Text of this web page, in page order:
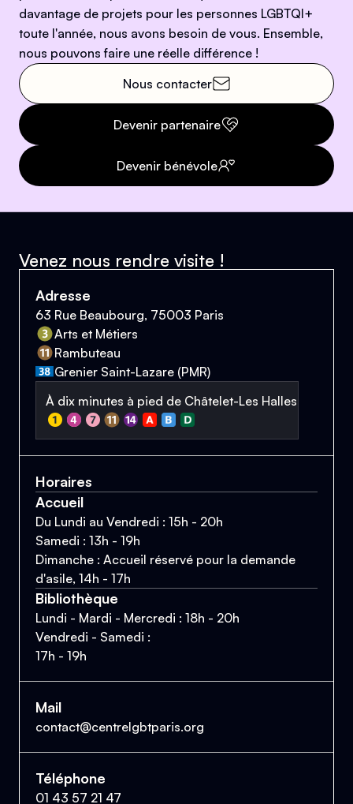
davantage de projets pour les personnes LGBTQI+
toute l'année, nous avons besoin de vous. Ensemble,
nous pouvons faire une réelle différence !
Nous contacter
Devenir partenaire
Devenir bénévole
Venez nous rendre visite !
Adresse
63 Rue Beaubourg, 75003 Paris
Arts et Métiers
Rambuteau
Grenier Saint-Lazare (PMR)
À dix minutes à pied de Châtelet-Les Halles
Horaires
Accueil
Du Lundi au Vendredi : 15h - 20h
Samedi : 13h - 19h
Dimanche : Accueil réservé pour la demande
d'asile, 14h - 17h
Bibliothèque
Lundi - Mardi - Mercredi : 18h - 20h
Vendredi - Samedi :
17h - 19h
Mail
contact@centrelgbtparis.org
Téléphone
01 43 57 21 47